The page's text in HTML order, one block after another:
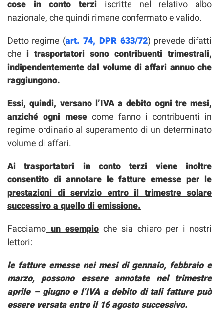
cose in conto terzi iscritte nel relativo albo
nazionale, che quindi rimane confermato e valido.
Detto regime (art. 74, DPR 633/72) prevede difatti
che i trasportatori sono contribuenti trimestrali,
indipendentemente dal volume di affari annuo che
raggiungono.
Essi, quindi, versano l’IVA a debito ogni tre mesi,
anziché ogni mese come fanno i contribuenti in
regime ordinario al superamento di un determinato
volume di affari.
Ai trasportatori in conto terzi viene inoltre
consentito di annotare le fatture emesse per le
prestazioni di servizio entro il trimestre solare
successivo a quello di emissione.
Facciamoun esempio che sia chiaro per i nostri
lettori:
le fatture emesse nei mesi di gennaio, febbraio e
marzo, possono essere annotate nel trimestre
aprile – giugno e l’IVA a debito di tali fatture può
essere versata entro il 16 agosto successivo.